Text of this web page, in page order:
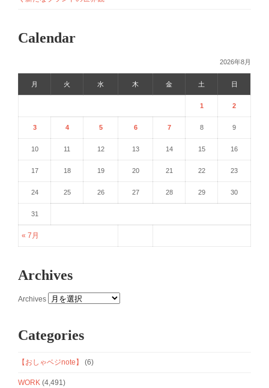
Calendar
2026年8月
月 火 水 木 金 土 日
« 7月
1 2
3 4 5 6 7 8 9
10 11 12 13 14 15 16
17 18 19 20 21 22 23
24 25 26 27 28 29 30
31
Archives
Archives
Categories
【おしゃベジnote】 (6)
WORK (4,491)